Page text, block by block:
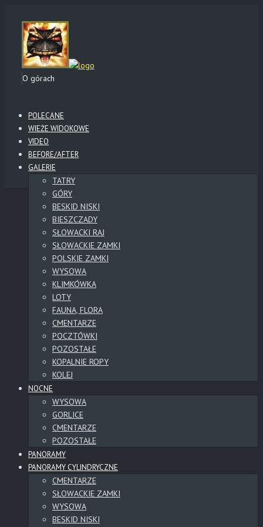
O górach
POLECANE
WIEŻE WIDOKOWE
VIDEO
BEFORE/AFTER
GALERIE
TATRY
GÓRY
BESKID NISKI
BIESZCZADY
SŁOWACKI RAJ
SŁOWACKIE ZAMKI
POLSKIE ZAMKI
WYSOWA
KLIMKÓWKA
LOTY
FAUNA, FLORA
CMENTARZE
POCZTÓWKI
POZOSTAŁE
KOPALNIE ROPY
KOLEJ
NOCNE
WYSOWA
GORLICE
CMENTARZE
POZOSTAŁE
PANORAMY
PANORAMY CYLINDRYCZNE
CMENTARZE
SŁOWACKIE ZAMKI
WYSOWA
BESKID NISKI